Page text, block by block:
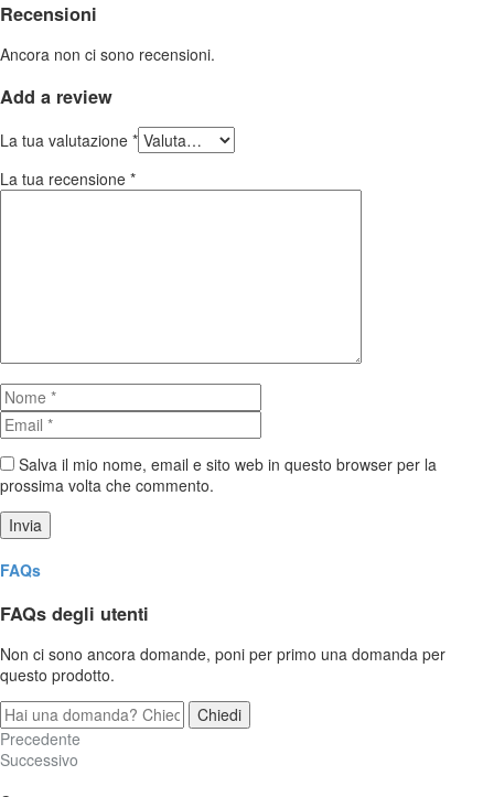
Recensioni
Ancora non ci sono recensioni.
Add a review
La tua valutazione *
La tua recensione *
Salva il mio nome, email e sito web in questo browser per la
prossima volta che commento.
Invia
FAQs
FAQs degli utenti
Non ci sono ancora domande, poni per primo una domanda per
questo prodotto.
Precedente
Successivo